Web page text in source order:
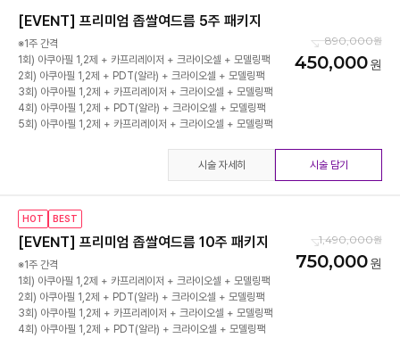
[EVENT] 프리미엄 좁쌀여드름 5주 패키지
※1주 간격
1회) 아쿠아필 1,2제 + 카프리레이저 + 크라이오셀 + 모델링팩
2회) 아쿠아필 1,2제 + PDT(알라) + 크라이오셀 + 모델링팩
3회) 아쿠아필 1,2제 + 카프리레이저 + 크라이오셀 + 모델링팩
4회) 아쿠아필 1,2제 + PDT(알라) + 크라이오셀 + 모델링팩
5회) 아쿠아필 1,2제 + 카프리레이저 + 크라이오셀 + 모델링팩
890,000
450,000
시술 자세히 시술 담기
HOT BEST
[EVENT] 프리미엄 좁쌀여드름 10주 패키지
※1주 간격
1회) 아쿠아필 1,2제 + 카프리레이저 + 크라이오셀 + 모델링팩
2회) 아쿠아필 1,2제 + PDT(알라) + 크라이오셀 + 모델링팩
3회) 아쿠아필 1,2제 + 카프리레이저 + 크라이오셀 + 모델링팩
4회) 아쿠아필 1,2제 + PDT(알라) + 크라이오셀 + 모델링팩
1,490,000
750,000